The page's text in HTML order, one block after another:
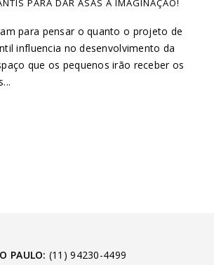
PARA DAR ASAS À IMAGINAÇÃO!
para pensar o quanto o projeto de
influencia no desenvolvimento da
que os pequenos irão receber os
PAULO: (11) 94230-4499